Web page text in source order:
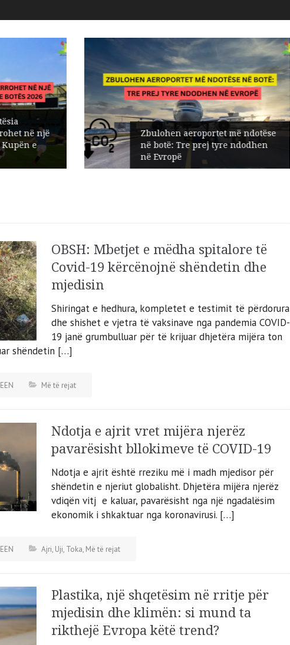
në një
e
Zbulohen aeroportet më ndotëse
në botë: Tre prej tyre ndodhen
në Evropë
OBSH: Mbetjet e mëdha spitalore të
Covid-19 kërcënojnë shëndetin dhe
mjedisin
Shiringat e hedhura, kompletet e testimit të përdorura
dhe shishet e vjetra të vaksinave nga pandemia COVID-
19 janë grumbulluar për të krijuar dhjetëra mijëra ton
shëndetin […]
Më të rejat
Ndotja e ajrit vret mijëra njerëz
pavarësisht bllokimeve të COVID-19
Ndotja e ajrit është rreziku më i madh mjedisor për
shëndetin e njeriut globalisht. Dhjetëra mijëra njerëz
vdiqën vitj e kaluar, pavarësisht nga një ngadalësim
ekonomik i shkaktuar nga koronavirusi. […]
Ajri, Uji, Toka, Më të rejat
Plastika, një shqetësim në rritje për
mjedisin dhe klimën: si mund ta
rikthejë Evropa këtë trend?